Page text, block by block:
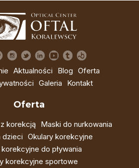
Aktualności Blog Oferta
Galeria Kontakt
Oferta
korekcją Maski do nurkowania
dzieci Okulary korekcyjne
do pływania
korekcyjne sportowe